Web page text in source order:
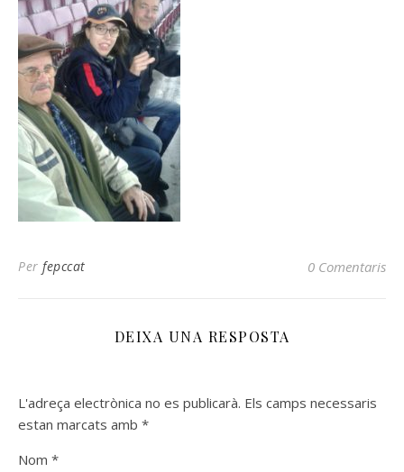
Per fepccat 0 Comentaris
DEIXA UNA RESPOSTA
L'adreça electrònica no es publicarà. Els camps necessaris
estan marcats amb *
Nom *